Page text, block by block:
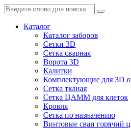
Каталог
Каталог заборов
Сетки 3D
Сетка сварная
Ворота 3D
Калитки
Комплектующие для 3D
Сетка тканая
Сетка ЦАММ для клеток
Кровля
Сетка по назначению
Винтовые сваи горячий